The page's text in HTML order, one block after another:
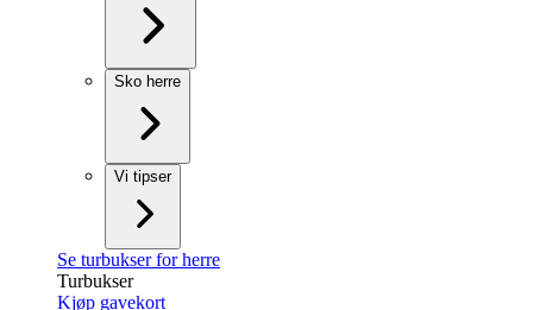
Sko herre
Vi tipser
Se turbukser for herre
Turbukser
Kjøp gavekort